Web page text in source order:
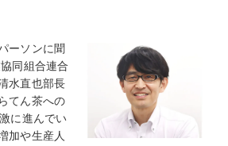
ソンに聞
同組合連合
水直也部長
てん茶への
に進んでい
加や生産人